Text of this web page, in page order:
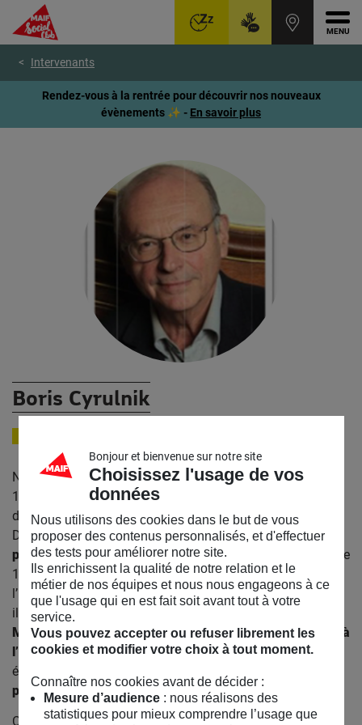
contenu
page
Intervenants
Rendez-vous à la rentrée pour découvrir nos nouveaux
évènements ✨ - En savoir plus
Boris Cyrulnik
Né le 26 juillet 1937 à Bordeaux Boris Cyrulnik obtient en
1970 le titre de docteur en médecine
d’études spéciales en neuro-psychiatrieà Marseille.
De1968–1971, il estinterne des hôpitaux
psychiatriques. Chef de service à La Salvate à Toulon entre
1973 et 1979, il exerce ensuite comme neurologue à
l’hôpital de Toulon-La Seyne de 1979 à 1991. En parrallèle,
il estchargé d’enseignement à la faculté de médecine
Marseille de1973 à 1993 puis directeur d’enseignement à
l’Université de Toulonde 1993 à 2019. Boris Cyrulnik est
également l’auteur de
professionnels.
Cinq titres d’ Honoris Causa.
Bonjour et bienvenue sur notre site
Choisissez l'usage de vos
données
Nous utilisons des cookies dans le but de vous
proposer des contenus personnalisés, et d'effectuer
des tests pour améliorer notre site.
Ils enrichissent la qualité de notre relation et le
métier de nos équipes et nous nous engageons à ce
que l'usage qui en est fait soit avant tout à votre
service.
Vous pouvez accepter ou refuser librement les
cookies et modifier votre choix à tout moment.
Connaître nos cookies avant de décider :
Mesure d’audience: nous réalisons des
statistiques pour mieux comprendre l’usage que